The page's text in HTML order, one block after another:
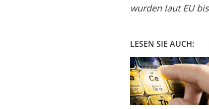
wurden laut EU
LESEN SIE AUCH: